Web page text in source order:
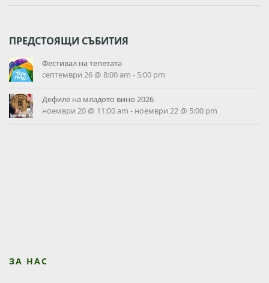
ПРЕДСТОЯЩИ СЪБИТИЯ
Фестивал на тепетата
септември 26 @ 8:00 am - 5:00 pm
Дефиле на младото вино 2026
ноември 20 @ 11:00 am - ноември 22 @ 5:00 pm
ЗА НАС